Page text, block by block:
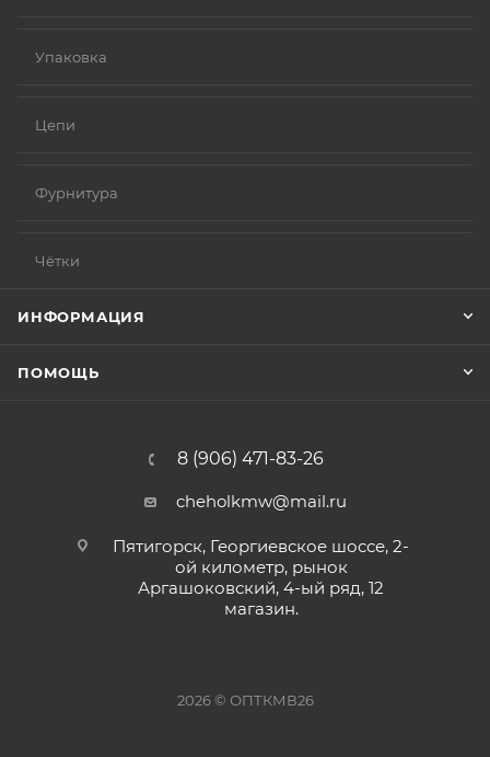
Упаковка
Цепи
Фурнитура
Чётки
ИНФОРМАЦИЯ
ПОМОЩЬ
8 (906) 471-83-26
cheholkmw@mail.ru
Пятигорск, Георгиевское шоссе, 2-
ой километр, рынок
Аргашоковский, 4-ый ряд, 12
магазин.
2026 © ОПТКМВ26